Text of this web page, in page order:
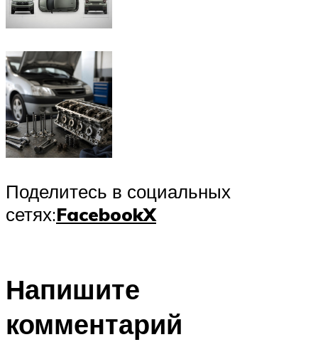
Поделитесь в социальных
сетях:FacebookX
Напишите
комментарий